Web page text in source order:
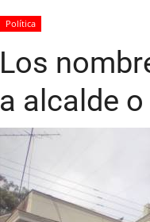
Política
Los
a alcalde